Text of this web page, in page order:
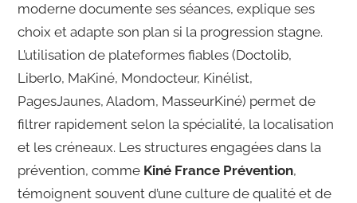
moderne documente ses séances, explique ses
choix et adapte son plan si la progression stagne.
L’utilisation de plateformes fiables (Doctolib,
Liberlo, MaKiné, Mondocteur, Kinélist,
PagesJaunes, Aladom, MasseurKiné) permet de
filtrer rapidement selon la spécialité, la localisation
et les créneaux. Les structures engagées dans la
prévention, comme Kiné France Prévention,
témoignent souvent d’une culture de qualité et de